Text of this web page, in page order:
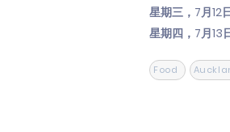
星期三，7月12
星期四，7月13
Food